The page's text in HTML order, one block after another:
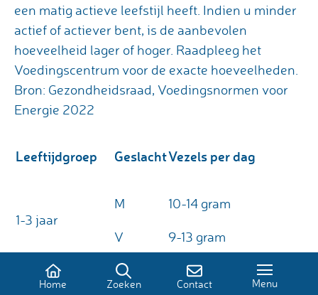
een matig actieve leefstijl heeft. Indien u minder
actief of actiever bent, is de aanbevolen
hoeveelheid lager of hoger. Raadpleeg het
Voedingscentrum voor de exacte hoeveelheden.
Bron: Gezondheidsraad, Voedingsnormen voor
Energie 2022
Leeftijdgroep GeslachtVezels per dag
1-3 jaar
M
V
10-14 gram
9-13 gram
M 18-23 gram
Home Zoeken Contact Menu